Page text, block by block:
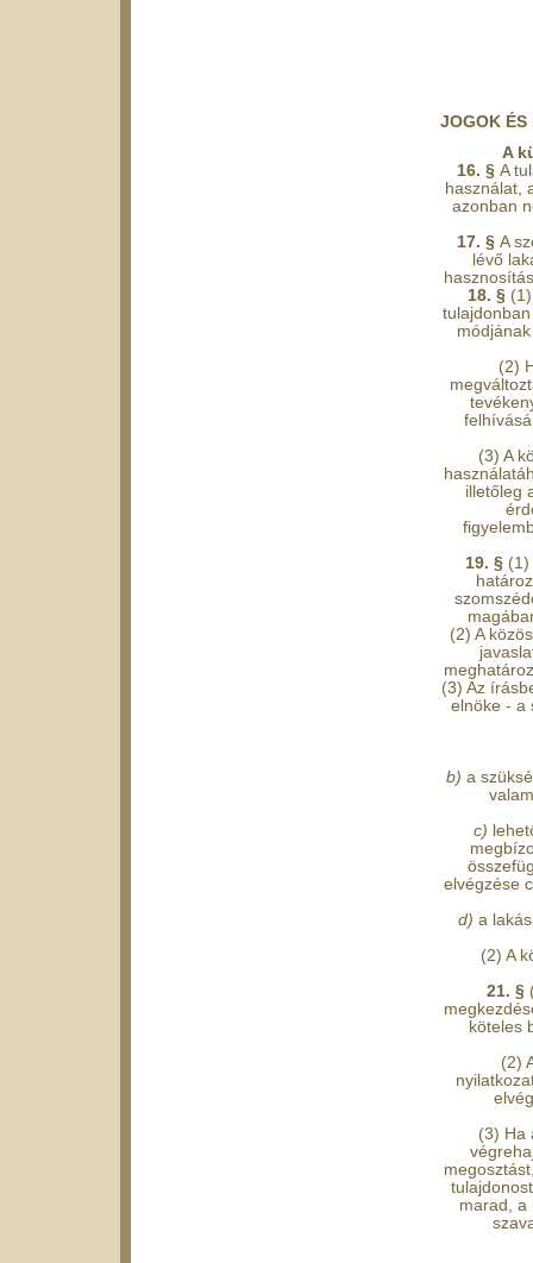
JOGOK ÉS
A
16. § A
használat,
azonban
17. § A
lévő
18. §
(2)
(3) A
illetőleg
19. § (1)
(2) A
(3) Az
elnöke - a
b) a
c)
elvégzése
d) a
(2) A
21. §
köteles
(2)
(3) Ha
marad, a